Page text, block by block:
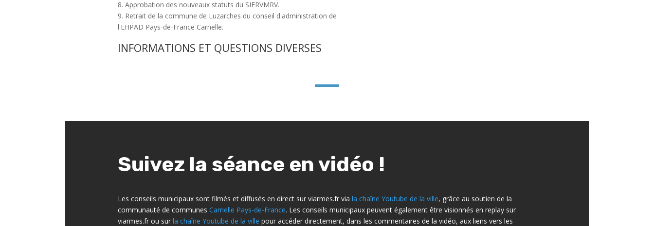
8. Approbation des nouveaux statuts du SIERVMRV.
9. Retrait de la commune de Luzarches du conseil d'administration de
l'EHPAD Pays-de-France Carnelle.
INFORMATIONS ET QUESTIONS DIVERSES
Suivez la séance en vidéo !
Les conseils municipaux sont filmés et diffusés en direct sur viarmes.fr via la chaîne Youtube de la ville, grâce au soutien de la
communauté de communes Carnelle Pays-de-France. Les conseils municipaux peuvent également être visionnés en replay sur
viarmes.fr ou sur la chaîne Youtube de la ville pour accéder directement, dans les commentaires de la vidéo, aux liens vers les